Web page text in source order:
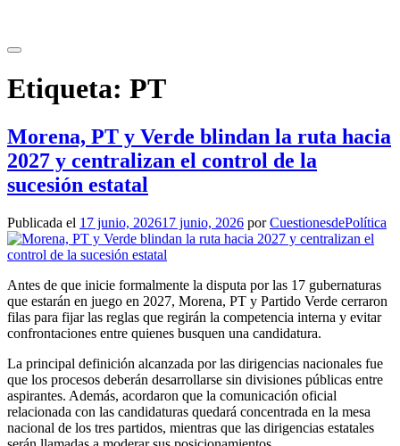
contenido
Etiqueta: PT
Morena, PT y Verde blindan la ruta hacia
2027 y centralizan el control de la
sucesión estatal
Publicada el 17 junio, 202617 junio, 2026 porCuestionesdePolítica
Antes de que inicie formalmente la disputa por las 17 gubernaturas
que estarán en juego en 2027, Morena, PT y Partido Verde cerraron
filas para fijar las reglas que regirán la competencia interna y evitar
confrontaciones entre quienes busquen una candidatura.
La principal definición alcanzada por las dirigencias nacionales fue
que los procesos deberán desarrollarse sin divisiones públicas entre
aspirantes. Además, acordaron que la comunicación oficial
relacionada con las candidaturas quedará concentrada en la mesa
nacional de los tres partidos, mientras que las dirigencias estatales